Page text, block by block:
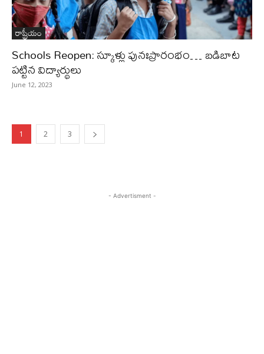
రాష్ట్రీయం
Schools Reopen: స్కూళ్లు పునఃప్రారంభం… బడిబాట
పట్టిన విద్యార్థులు
June 12, 2023
1 2 3
- Advertisment -